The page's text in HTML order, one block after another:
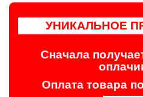
УНИКАЛЬНОЕ
Сначала
Оплата товара